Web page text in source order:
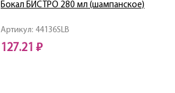
Артикул: 44136SLB
Бокал БИСТРО 280 мл (шампанское)
127.21 ₽